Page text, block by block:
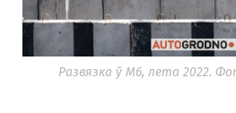
Развязка ў М6, лета 2022.